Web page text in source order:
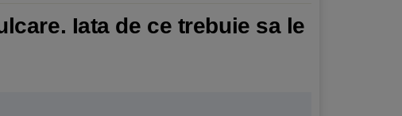
Iata de ce trebuie sa le